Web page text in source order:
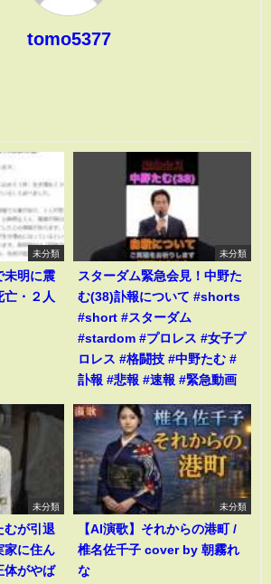
tomo5377
未分類
未明に震
亡・２人
未分類
スターダム緊急会見！中野た
む(38)訃報について #shorts
#short #スターダム
#stardom #プロレス #女子プ
ロレス #格闘技 #中野たむ #
訃報 #悲報 #速報 #緊急動画
未分類
むが引退
家に住ん
体がやば
未分類
【AI演歌】それからの港町 /
椎名佐千子 cover by 朝霧れ
な